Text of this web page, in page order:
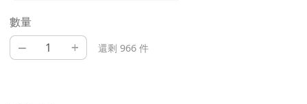
數量
– + 還剩 966 件